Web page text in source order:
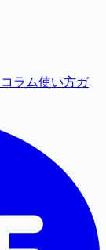
コラム使い方ガ